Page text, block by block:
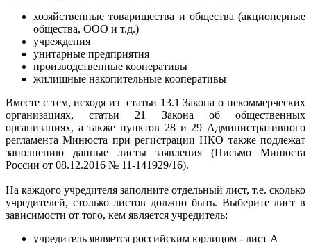
хозяйственные товарищества и общества (акционерные
общества, ООО и т.д.)
учреждения
унитарные предприятия
производственные кооперативы
жилищные накопительные кооперативы
Вместе с тем, исходя из статьи 13.1 Закона о некоммерческих
организациях, статьи 21 Закона об общественных
организациях, а также пунктов 28 и 29 Административного
регламента Минюста при регистрации НКО также подлежат
заполнению данные листы заявления (Письмо Минюста
России от 08.12.2016 № 11-141929/16).
На каждого учредителя заполните отдельный лист, т.е. сколько
учредителей, столько листов должно быть. Выберите лист в
зависимости от того, кем является учредитель:
учредитель является российским юрлицом - лист А